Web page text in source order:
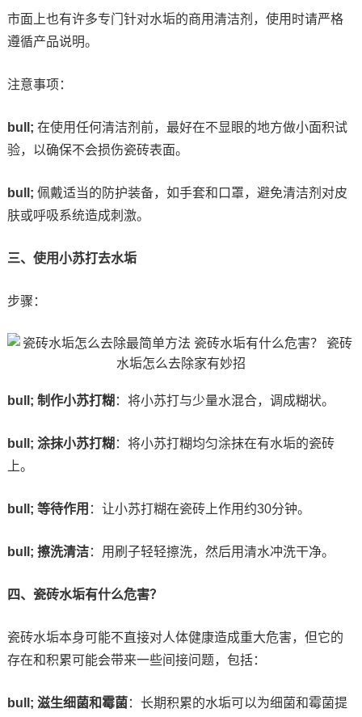
市面上也有许多专门针对水垢的商用清洁剂，使用时请严格
遵循产品说明。
注意事项：
bull; 在使用任何清洁剂前，最好在不显眼的地方做小面积试
验，以确保不会损伤瓷砖表面。
bull; 佩戴适当的防护装备，如手套和口罩，避免清洁剂对皮
肤或呼吸系统造成刺激。
三、使用小苏打去水垢
步骤：
bull; 制作小苏打糊 ：将小苏打与少量水混合，调成糊状。
bull; 涂抹小苏打糊 ：将小苏打糊均匀涂抹在有水垢的瓷砖
上。
bull; 等待作用 ：让小苏打糊在瓷砖上作用约30分钟。
bull; 擦洗清洁：用刷子轻轻擦洗，然后用清水冲洗干净。
四、瓷砖水垢有什么危害？
瓷砖水垢本身可能不直接对人体健康造成重大危害，但它的
存在和积累可能会带来一些间接问题，包括：
bull; 滋生细菌和霉菌 ：长期积累的水垢可以为细菌和霉菌提